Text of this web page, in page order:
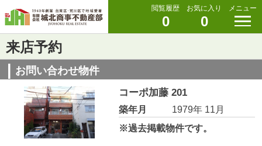
閲覧履歴
0
お気に入り
0
メニュー
来店予約
お問い合わせ物件
コーポ加藤 201
築年月
1979年 11月
※過去掲載物件です。